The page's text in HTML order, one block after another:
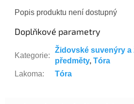
Popis produktu není dostupný
Doplňkové parametry
Kategorie:
Židovské suvenýry a
předměty, Tóra
Lakoma: Tóra